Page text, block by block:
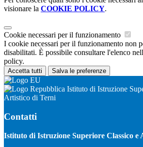
visionare la COOKIE POLICY.
Cookie necessari per il funzionamento
I cookie necessari per il funzionamento non
disabilitati. È possibile consultare l'elenco
policy.
Accetta tutti Salva le preferenze
Istituto di Istruzione
Artistico di Terni
Contatti
Istituto di Istruzione Superiore Classico e